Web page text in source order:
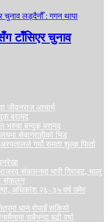
टाँसिएर चुनाव
जीवनराज आचार्य
बरामद
भरुवा बन्दुक बरामद
सेवाग्राहीको भिड
गर्यो समता शुल्क फिर्ता
संकलनमा भारी गिरावट, चालु
संकलन
अधिकांश २६–३५ वर्ष उमेर
धान रोपाइँ सकियो
सबैभन्दा बढी वर्षा